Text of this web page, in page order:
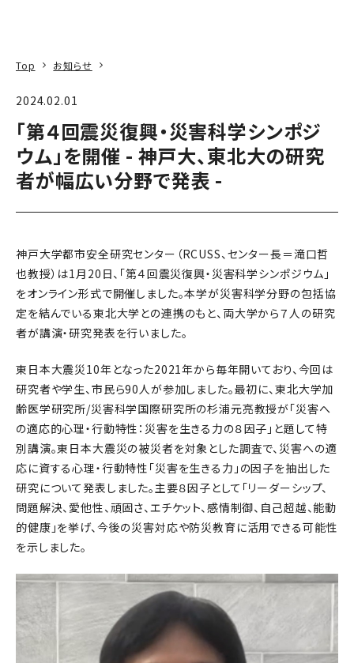
Top お知らせ
2024.02.01
「第４回震災復興・災害科学シンポジ
ウム」を開催 - 神戸大、東北大の研究
者が幅広い分野で発表 -
神戸大学都市安全研究センター（RCUSS、センター長＝滝口哲
也教授）は1月20日、「第４回震災復興・災害科学シンポジウム」
をオンライン形式で開催しました。本学が災害科学分野の包括協
定を結んでいる東北大学との連携のもと、両大学から７人の研究
者が講演・研究発表を行いました。
東日本大震災10年となった2021年から毎年開いており、今回は
研究者や学生、市民ら90人が参加しました。最初に、東北大学加
齢医学研究所/災害科学国際研究所の杉浦元亮教授が「災害へ
の適応的心理・行動特性：災害を生きる力の８因子」と題して特
別講演。東日本大震災の被災者を対象とした調査で、災害への適
応に資する心理・行動特性「災害を生きる力」の因子を抽出した
研究について発表しました。主要８因子として「リーダーシップ、
問題解決、愛他性、頑固さ、エチケット、感情制御、自己超越、能動
的健康」を挙げ、今後の災害対応や防災教育に活用できる可能性
を示しました。